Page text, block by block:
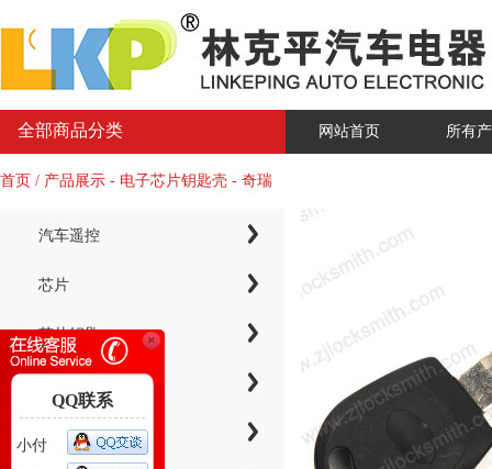
全部商品分类 网站首页 所有
首页 / 产品展示 - 电子芯片钥匙壳 - 奇瑞
汽车遥控
芯片
芯片钥匙
电子芯片钥匙壳
QQ联系
小付